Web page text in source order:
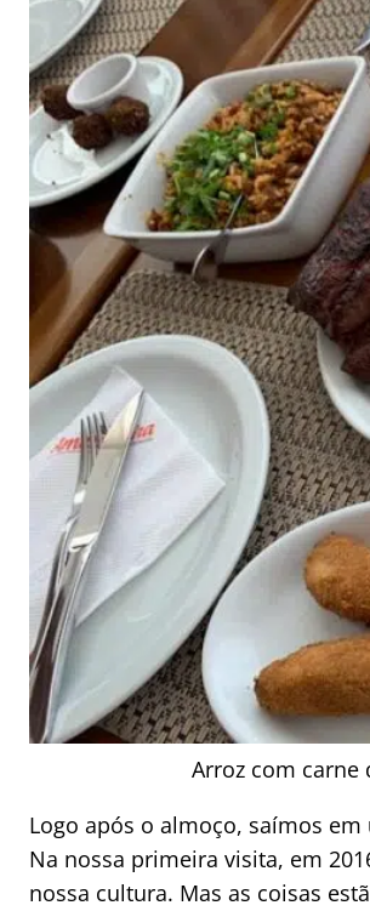
Arroz com carne
Logo após o almoço, saímos
Na nossa primeira visita, em
nossa cultura. Mas as coisas